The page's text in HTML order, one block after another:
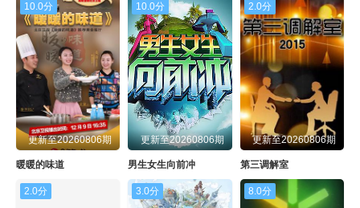
10.0分
更新至20260806期
暖暖的味道
10.0分
更新至20260806期
男生女生向前冲
2.0分
更新至20260806期
第三调解室
2.0分 3.0分 8.0分